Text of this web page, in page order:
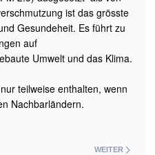
ist das grösste
Gesundeheit. Es führt zu
auf
Umwelt und das Klima.
teilweise enthalten, wenn
Nachbarländern.
WEITER